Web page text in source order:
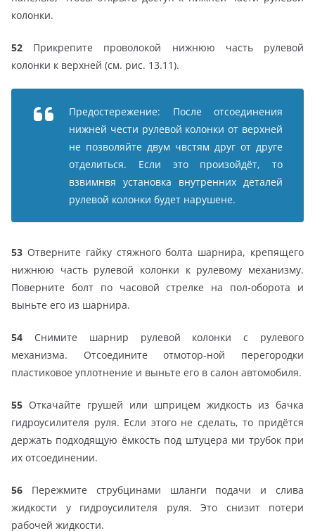
колонки.
52 Прикрепите проволокой нижнюю часть рулевой
колонки к верхней (см. рис. 13.11).
Предостережение: После отсоединения
нижней чести рулевой колонки от верхней
не позволяйте двум чвстям друг от друге
отделиться. Если это произойдёт, то
взвимнвя установка внутренних деталей
рулевой колонки будет нарушене.
53 Отверните гайку стяжного болта шарнира, крепящего
нижнюю часть рулевой колонки к рулевому механизму.
Поверните болт по часовой стрелке на пол-оборота и
выньте его из шарнира.
54 Снимите шарнир рулевой колонки с рулевого
механизма. Отсоедините отмотор-ной перегородки
пластиковое уплотнение и выньте его в салон автомобиля.
55 Откачайте грушей или шприцем жидкость из бачка
гидроусилителя руля. Если этого не сделать, то придётся
держать подходящую ёмкость под штуцера ми трубок при
их отсоединении.
56 Пережмите струбцинами шланги подачи и слива
жидкости у гидроусилителя руля. Это снизит потери
рабочей жидкости.